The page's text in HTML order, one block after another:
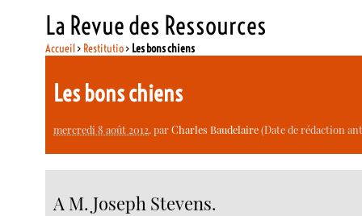
La Revue des Ressources
Accueil> Restitutio> Les bons chiens
Les bons chiens
mercredi 8 août 2012, parCharles Baudelaire(Date de rédaction
A M. Joseph Stevens.